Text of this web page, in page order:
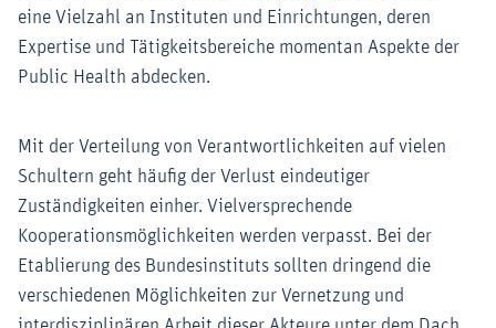
eine Vielzahl an Instituten und Einrichtungen, deren
Expertise und Tätigkeitsbereiche momentan Aspekte der
Public Health abdecken.
Mit der Verteilung von Verantwortlichkeiten auf vielen
Schultern geht häufig der Verlust eindeutiger
Zuständigkeiten einher. Vielversprechende
Kooperationsmöglichkeiten werden verpasst. Bei der
Etablierung des Bundesinstituts sollten dringend die
verschiedenen Möglichkeiten zur Vernetzung und